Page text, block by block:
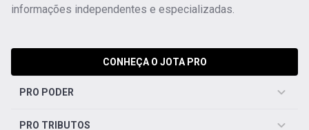
informações independentes e especializadas.
CONHEÇA O JOTA PRO
PRO PODER
PRO TRIBUTOS